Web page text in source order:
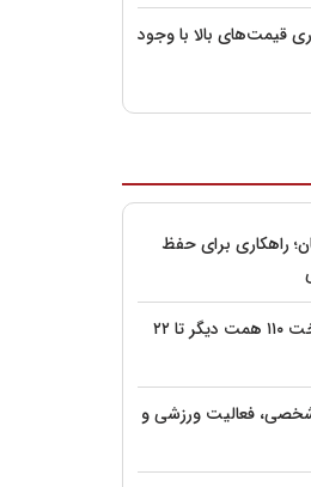
قیمت‌های بالا با وجود
راهکاری برای حفظ
بحران مطالبات گندمکاران؛ وعده پرداخت ۱۱۰ همت دیگر تا ۲۲
شخصی، فعالیت ورزشی و